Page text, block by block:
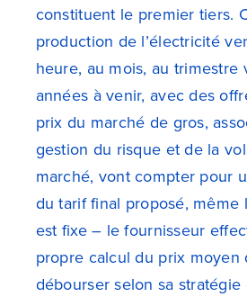
constituent le premier tiers.
production de l’électricité
heure, au mois, au trimestre
années à venir, avec des
prix du marché de gros,
gestion du risque et de la
marché, vont compter pour
du tarif final proposé, même
est fixe – le fournisseur
propre calcul du prix moyen
débourser selon sa